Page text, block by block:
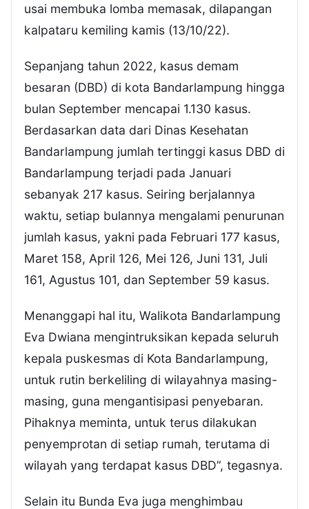
usai membuka lomba memasak, dilapangan
kalpataru kemiling kamis (13/10/22).
Sepanjang tahun 2022, kasus demam
besaran (DBD) di kota Bandarlampung hingga
bulan September mencapai 1.130 kasus.
Berdasarkan data dari Dinas Kesehatan
Bandarlampung jumlah tertinggi kasus DBD di
Bandarlampung terjadi pada Januari
sebanyak 217 kasus. Seiring berjalannya
waktu, setiap bulannya mengalami penurunan
jumlah kasus, yakni pada Februari 177 kasus,
Maret 158, April 126, Mei 126, Juni 131, Juli
161, Agustus 101, dan September 59 kasus.
Menanggapi hal itu, Walikota Bandarlampung
Eva Dwiana mengintruksikan kepada seluruh
kepala puskesmas di Kota Bandarlampung,
untuk rutin berkeliling di wilayahnya masing-
masing, guna mengantisipasi penyebaran.
Pihaknya meminta, untuk terus dilakukan
penyemprotan di setiap rumah, terutama di
wilayah yang terdapat kasus DBD”, tegasnya.
Selain itu Bunda Eva juga menghimbau